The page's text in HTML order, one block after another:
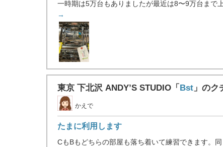
一時期は5万台もありましたが最近は8〜9万台まで
→
東京 下北沢 ANDY’S STUDIO「 Bst 」のク
かえで
たまに利用します
CもBもどちらの部屋も落ち着いて練習できます。